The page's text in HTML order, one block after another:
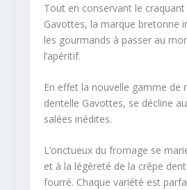
Tout en conservant le
Gavottes, la marque bretonne
les gourmands à passer au
l’apéritif.
En effet la nouvelle gamme de
dentelle Gavottes, se décline
salées inédites.
L’onctueux du fromage se
et à la légèreté de la crêpe
fourré. Chaque variété est